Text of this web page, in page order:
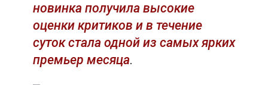
новинка получила высокие
оценки критиков и в течение
суток стала одной из самых ярких
премьер месяца.